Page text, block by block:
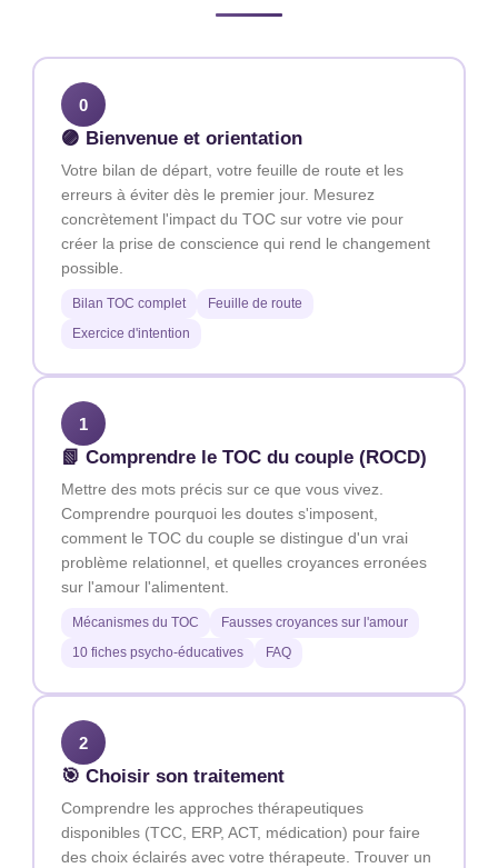
0
🟣 Bienvenue et orientation
Votre bilan de départ, votre feuille de route et les
erreurs à éviter dès le premier jour. Mesurez
concrètement l'impact du TOC sur votre vie pour
créer la prise de conscience qui rend le changement
possible.
Bilan TOC complet
Feuille de route
Exercice d'intention
1
📗 Comprendre le TOC du couple (ROCD)
Mettre des mots précis sur ce que vous vivez.
Comprendre pourquoi les doutes s'imposent,
comment le TOC du couple se distingue d'un vrai
problème relationnel, et quelles croyances erronées
sur l'amour l'alimentent.
Mécanismes du TOC
Fausses croyances sur l'amour
10 fiches psycho-éducatives
FAQ
2
🎯 Choisir son traitement
Comprendre les approches thérapeutiques
disponibles (TCC, ERP, ACT, médication) pour faire
des choix éclairés avec votre thérapeute. Trouver un